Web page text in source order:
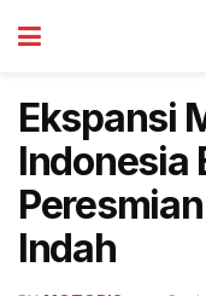
Ekspansi
Indonesia
Indah